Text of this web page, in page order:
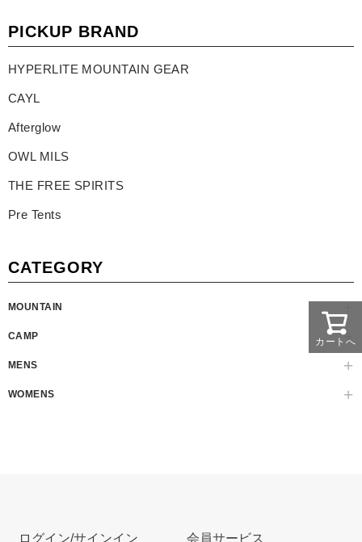
PICKUP BRAND
HYPERLITE MOUNTAIN GEAR
CAYL
Afterglow
OWL MILS
THE FREE SPIRITS
Pre Tents
CATEGORY
MOUNTAIN
CAMP
MENS
WOMENS
カートへ
ログイン/サインイン 会員サービス